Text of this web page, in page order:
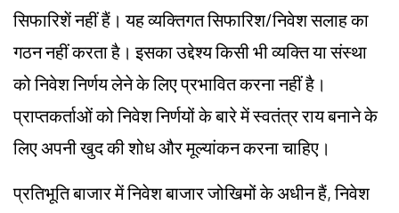
सिफारिशें नहीं हैं। यह व्यक्तिगत सिफारिश/निवेश सलाह का
गठन नहीं करता है। इसका उद्देश्य किसी भी व्यक्ति या संस्था
को निवेश निर्णय लेने के लिए प्रभावित करना नहीं है।
प्राप्तकर्ताओं को निवेश निर्णयों के बारे में स्वतंत्र राय बनाने के
लिए अपनी खुद की शोध और मूल्यांकन करना चाहिए।
प्रतिभूति बाजार में निवेश बाजार जोखिमों के अधीन हैं, निवेश